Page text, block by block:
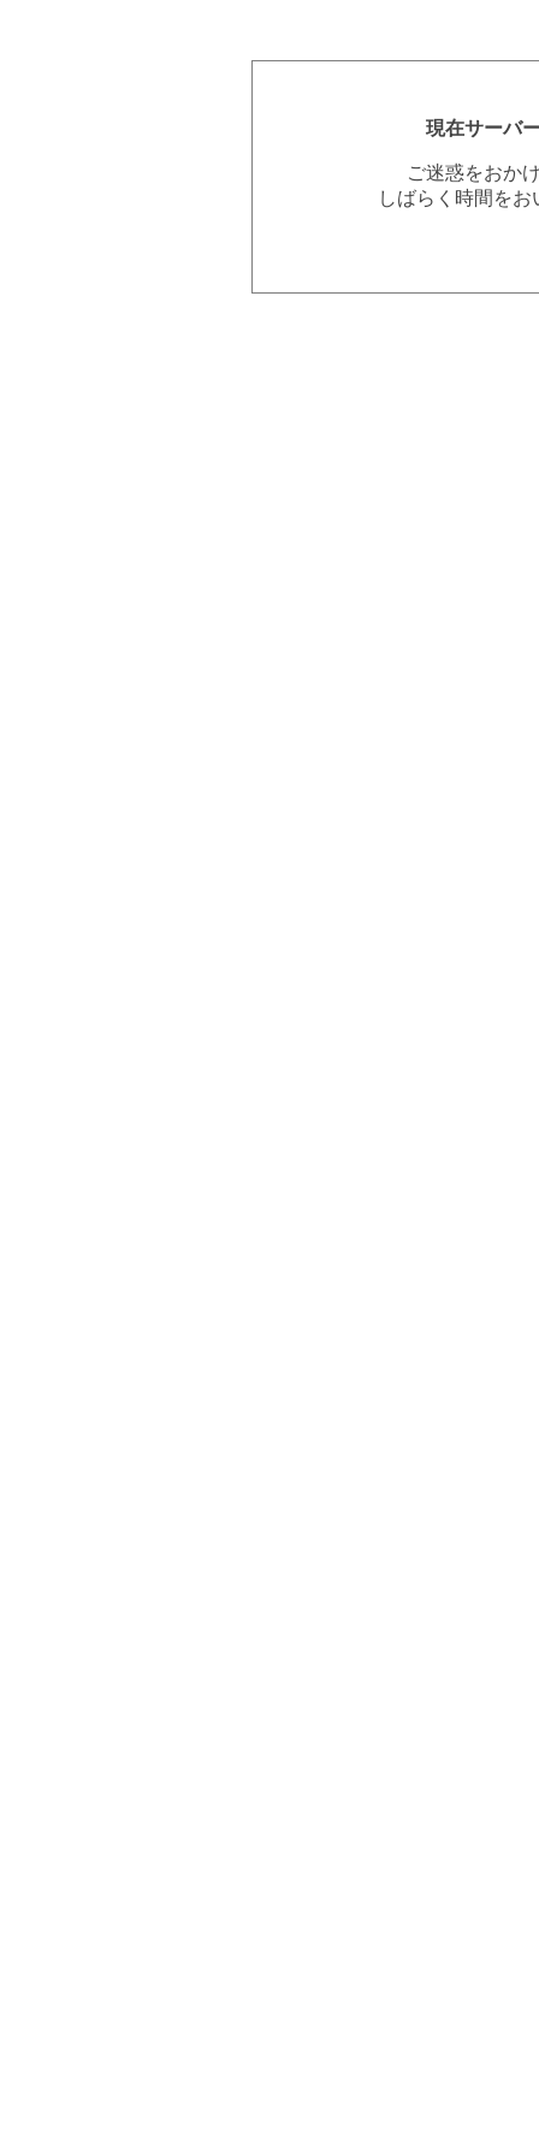
現在サーバ
ご迷惑をおか
しばらく時間を